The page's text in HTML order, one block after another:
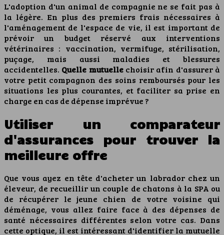
L'adoption d'un animal de compagnie ne se fait pas à
la légère. En plus des premiers frais nécessaires à
l'aménagement de l'espace de vie, il est important de
prévoir un budget réservé aux interventions
vétérinaires : vaccination, vermifuge, stérilisation,
puçage, mais aussi maladies et blessures
accidentelles. Quelle mutuellechoisir afin d'assurer à
votre petit compagnon des soins remboursés pour les
situations les plus courantes, et faciliter sa prise en
charge en cas de dépense imprévue ?
Utiliser un comparateur
d'assurances pour trouver la
meilleure offre
Que vous ayez en tête d'acheter un labrador chez un
éleveur, de recueillir un couple de chatons à la SPA ou
de récupérer le jeune chien de votre voisine qui
déménage, vous allez faire face à des dépenses de
santé nécessaires différentes selon votre cas. Dans
cette optique, il est intéressant d'identifier la mutuelle